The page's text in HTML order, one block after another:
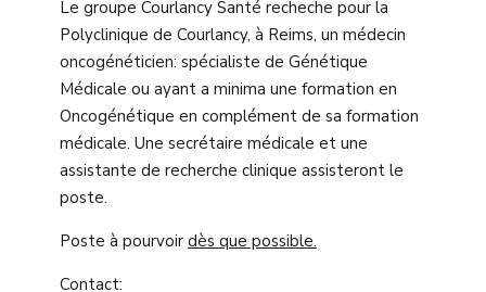
Le groupe Courlancy Santé recheche pour la
Polyclinique de Courlancy, à Reims, un médecin
oncogénéticien: spécialiste de Génétique
Médicale ou ayant a minima une formation en
Oncogénétique en complément de sa formation
médicale. Une secrétaire médicale et une
assistante de recherche clinique assisteront le
poste.
Poste à pourvoir dès que possible.
Contact: